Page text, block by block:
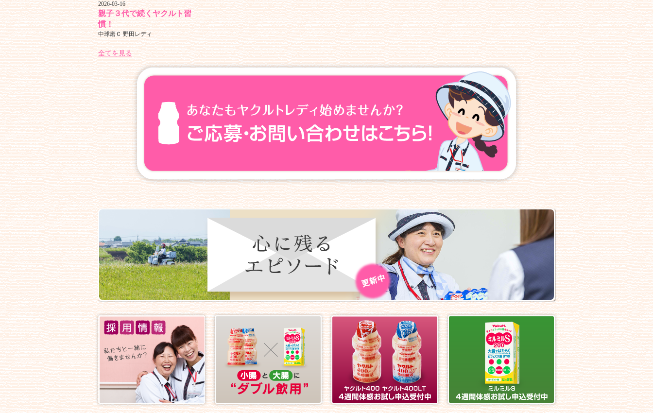
2026-03-16
親子３代で続くヤクルト習
慣！
中球磨Ｃ 野田レディ
全てを見る